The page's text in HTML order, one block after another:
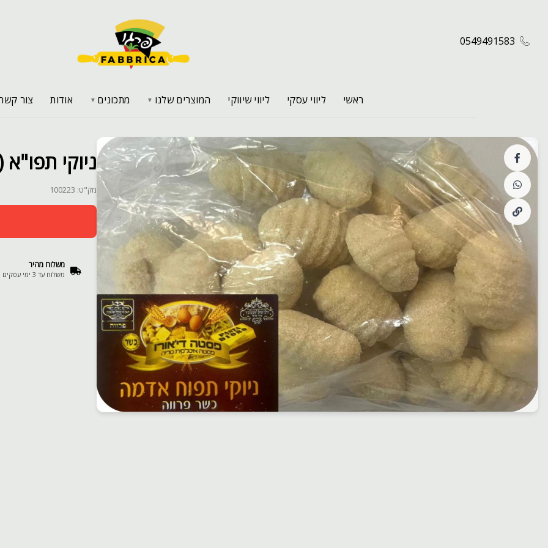
0549491583
ראשי ליווי עסקי ליווי שיווקי המוצרים שלנו ▼ מתכונים ▼ אודות צור
ניוקי תפו"א
מק"ט: 100223
משלוח מהיר
משלוח עד 3 ימי עסקים